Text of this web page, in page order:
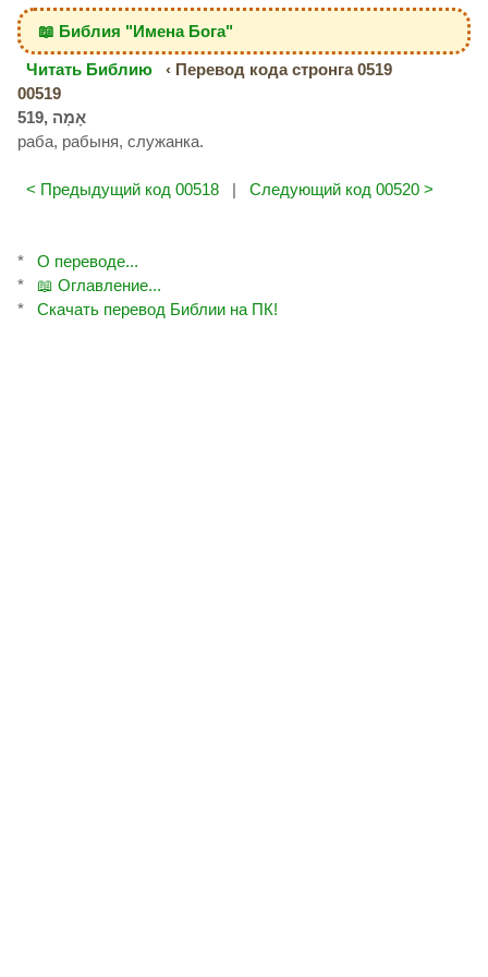
📖 Библия "Имена Бога"
Читать Библию
‹ Перевод кода стронга 0519
00519
раба, рабыня, служанка.
< Предыдущий код 00518 | Следующий код 00520 >
*
О переводе...
*
📖 Оглавление...
*
Скачать перевод Библии на ПК!